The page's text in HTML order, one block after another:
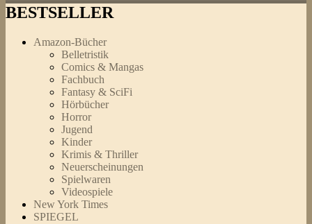
BESTSELLER
Amazon-Bücher
Belletristik
Comics & Mangas
Fachbuch
Fantasy & SciFi
Hörbücher
Horror
Jugend
Kinder
Krimis & Thriller
Neuerscheinungen
Spielwaren
Videospiele
New York Times
SPIEGEL